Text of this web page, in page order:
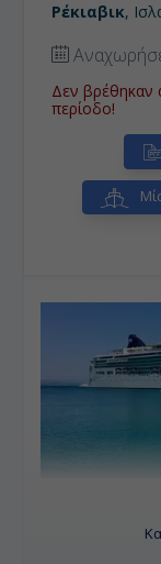
Ρέκιαβικ,
Δεν βρέθηκαν
περίοδο!